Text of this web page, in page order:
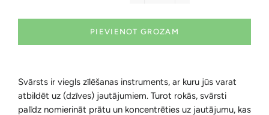
PIEVIENOT GROZAM
Svārsts ir viegls zīlēšanas instruments, ar kuru jūs varat
atbildēt uz (dzīves) jautājumiem. Turot rokās, svārsti
palīdz nomierināt prātu un koncentrēties uz jautājumu, kas